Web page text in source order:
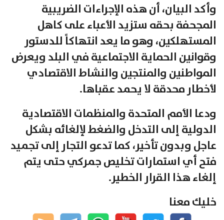
وأكد البيان، أن هذه الإجراءات الضريبية
المجحفة بحقه ستزيد الأعباء على كاهل
المستهلكين، وهو ما يعد انتهاكاً للدستور
وقوانين الحماية الاجتماعية في البلد ويعرض
المواطنين والمنتجين والنشاط الاقتصادي
لأخطار محدقة لا يحمد عقباها.
ودعا الأمم المتحدة والمنظمات الاقتصادية
الدولية إلى التدخل والضغط لإلغائه بشكل
عاجل وبدون تأخير، كما تدعو التجار إلى تجميد
فتح أي استمارات تخليص جمركي حتى يتم
إلغاء هذا القرار الخطير.
خليك معنا